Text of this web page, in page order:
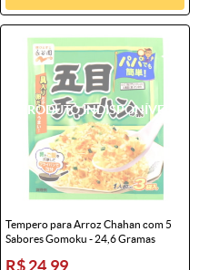
Tempero para Arroz Chahan com 5
Sabores Gomoku - 24,6 Gramas
R$ 24,99